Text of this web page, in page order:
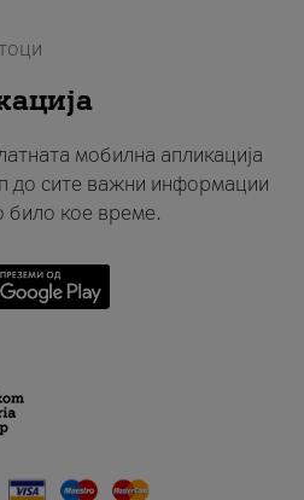
мобилна апликација
до сите важни информации
било кое време.